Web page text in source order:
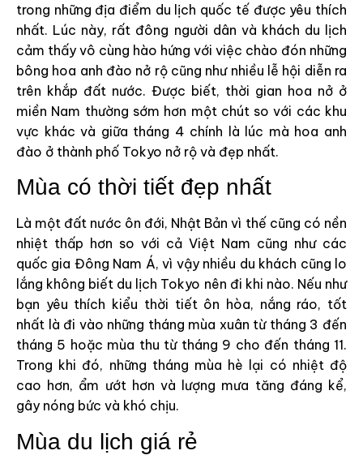
trong những địa điểm du lịch quốc tế được yêu thích
nhất. Lúc này, rất đông người dân và khách du lịch
cảm thấy vô cùng hào hứng với việc chào đón những
bông hoa anh đào nở rộ cũng như nhiều lễ hội diễn ra
trên khắp đất nước. Được biết, thời gian hoa nở ở
miền Nam thường sớm hơn một chút so với các khu
vực khác và giữa tháng 4 chính là lúc mà hoa anh
đào ở thành phố Tokyo nở rộ và đẹp nhất.
Mùa có thời tiết đẹp nhất
Là một đất nước ôn đới, Nhật Bản vì thế cũng có nền
nhiệt thấp hơn so với cả Việt Nam cũng như các
quốc gia Đông Nam Á, vì vậy nhiều du khách cũng lo
lắng không biết du lịch Tokyo nên đi khi nào. Nếu như
bạn yêu thích kiểu thời tiết ôn hòa, nắng ráo, tốt
nhất là đi vào những tháng mùa xuân từ tháng 3 đến
tháng 5 hoặc mùa thu từ tháng 9 cho đến tháng 11.
Trong khi đó, những tháng mùa hè lại có nhiệt độ
cao hơn, ẩm ướt hơn và lượng mưa tăng đáng kể,
gây nóng bức và khó chịu.
Mùa du lịch giá rẻ